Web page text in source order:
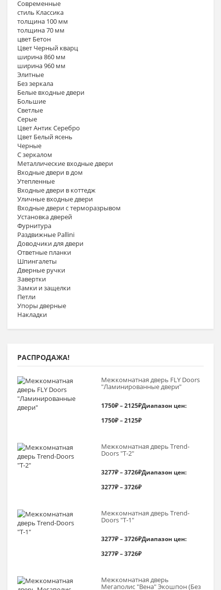
Современные
стиль Классика
толщина 100 мм
толщина 70 мм
цвет Бетон
Цвет Черный кварц
ширина 860 мм
ширина 960 мм
Элитные
Без зеркала
Белые входные двери
Большие
Светлые
Серые
Цвет Антик Серебро
Цвет Белый ясень
Черные
С зеркалом
Металлические входные двери
Входные двери в дом
Утепленные
Входные двери в коттедж
Уличные входные двери
Входные двери с терморазрывом
Установка дверей
Фурнитура
Раздвижные Pallini
Доводчики для двери
Ответные планки
Шпингалеты
Дверные ручки
Завертки
Замки и защелки
Петли
Упоры дверные
Накладки
РАСПРОДАЖА!
Межкомнатная дверь FLY Doors
"Ламинированные двери"
1750₽–2125₽Диапазон цен:
1750₽ – 2125₽
Межкомнатная дверь Trend-
Doоrs "Т-2"
3277₽–3726₽Диапазон цен:
3277₽ – 3726₽
Межкомнатная дверь Trend-
Doоrs "Т-1"
3277₽–3726₽Диапазон цен:
3277₽ – 3726₽
Межкомнатная дверь
Мегаполис "Вена" Экошпон (Без